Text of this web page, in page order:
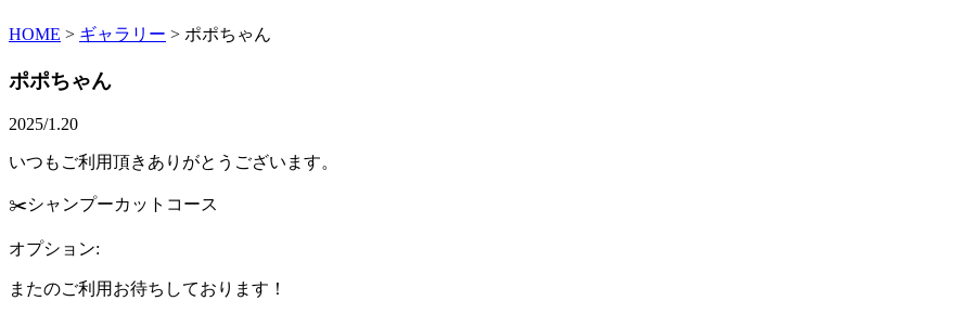
HOME > ギャラリー > ポポちゃん
ポポちゃん
2025/1.20
いつもご利用頂きありがとうございます。
✂️シャンプーカットコース
オプション:
またのご利用お待ちしております！